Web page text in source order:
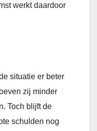
werkt daardoor
situatie er beter
zij minder
Toch blijft de
schulden nog